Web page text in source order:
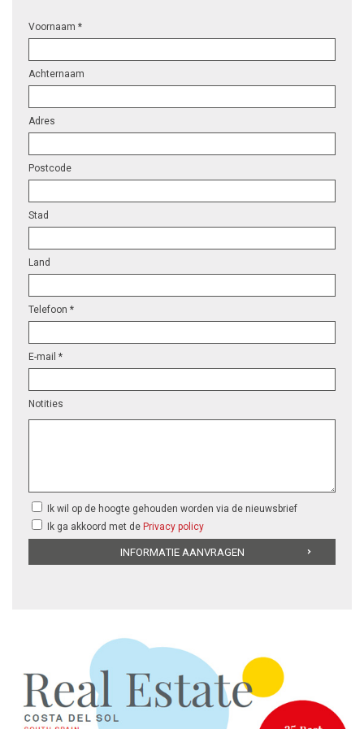
Voornaam *
Achternaam
Adres
Postcode
Stad
Land
Telefoon *
E-mail *
Notities
Ik wil op de hoogte gehouden worden via de nieuwsbrief
Ik ga akkoord met de Privacy policy